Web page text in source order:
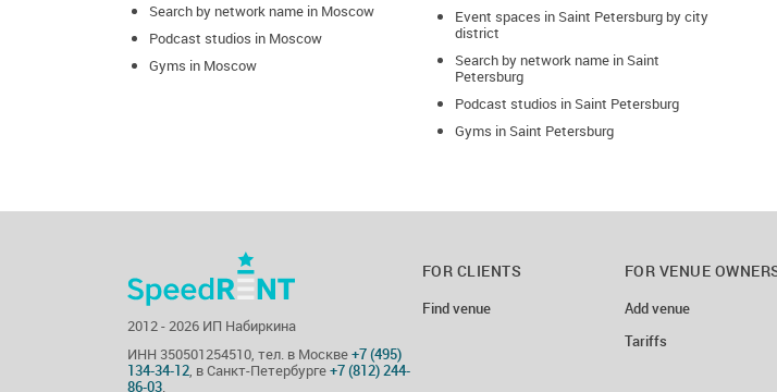
Search by network name in Moscow
Podcast studios in Moscow
Gyms in Moscow
Event spaces in Saint Petersburg by city
district
Search by network name in Saint
Petersburg
Podcast studios in Saint Petersburg
Gyms in Saint Petersburg
2012 - 2026 ИП Набиркина
ИНН 350501254510, тел. в Москве+7 (495)
134-34-12, в Санкт-Петербурге+7 (812) 244-
86-03.
FOR CLIENTS
Find venue
FOR VENUE
Add venue
Tariffs